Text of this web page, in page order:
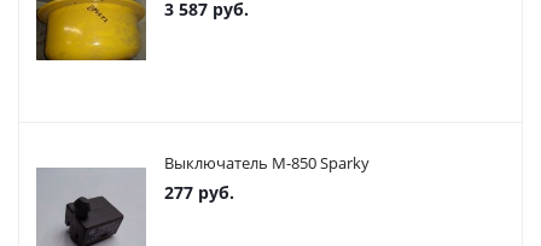
3 587 руб.
Выключатель М-850 Sparky
277 руб.